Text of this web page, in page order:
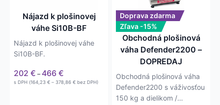
Nájazd k plošinovej
váhe Si10B-BF
Nájazd k plošinovej váhe
Si10B-BF.
202 € – 466 €
range:
s DPH (164,23 € – 378,86 €Price
bez DPH)
môžete
stránke
produktu.
Doprava zdarma
Zľava -15%
Obchodná plošinová
váha Defender2200 –
DOPREDAJ
Obchodná plošinová váha
Defender2200 s váživosťou
150 kg a dielikom /